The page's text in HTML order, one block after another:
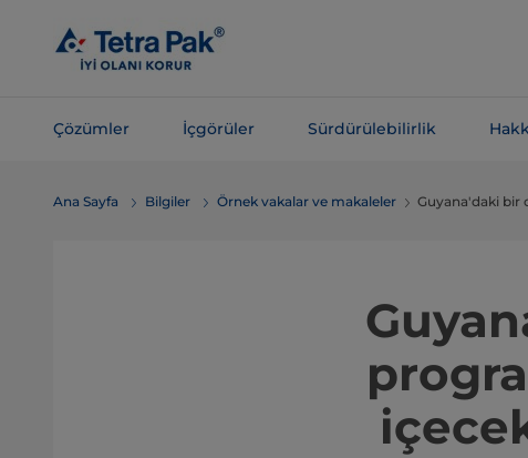
içeriğe
Çözümler İçgörüler Sürdürülebilirlik
atlaAna Sayfa Bilgiler Örnek vakalar ve makaleler Guyana'daki bir